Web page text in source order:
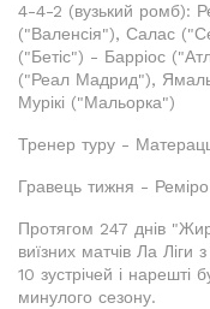
4-4-2 (вузький ромб):
("Валенсія"), Салас
("Бетіс") - Барріос
("Реал Мадрид"),
Мурікі ("Мальорка")
Тренер туру -
Гравець тижня -
Протягом 247 днів
виїзних матчів Ла
10 зустрічей і нарешті
минулого сезону.